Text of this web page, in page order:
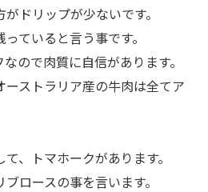
ドリップが少ないです。
ていると言う事です。
ので肉質に自信があります。
ストラリア産の牛肉は全てア
、トマホークがあります。
ロースの事を言います。